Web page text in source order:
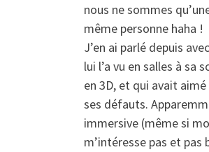
nous ne sommes
même personne haha !
J’en ai parlé depuis
lui l’a vu en salles à sa
en 3D, et qui avait
ses défauts.
immersive (même si
m’intéresse pas et pas